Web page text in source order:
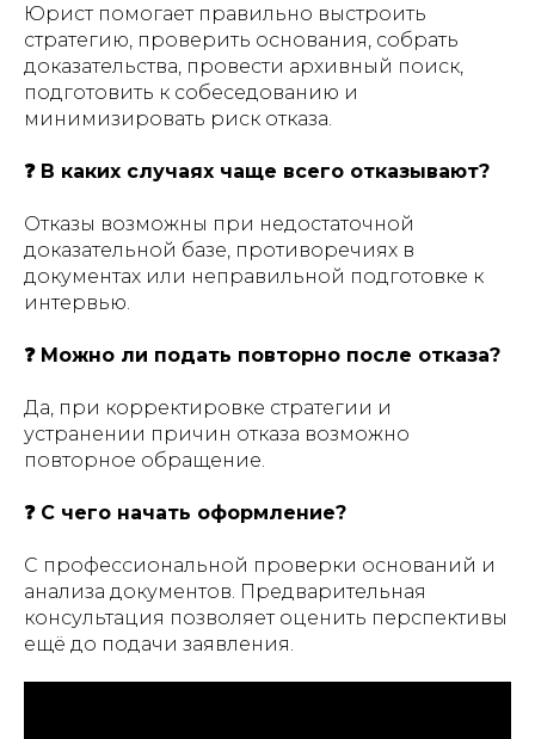
Юрист помогает правильно выстроить
стратегию, проверить основания, собрать
доказательства, провести архивный поиск,
подготовить к собеседованию и
минимизировать риск отказа.
❓ В каких случаях чаще всего отказывают?
Отказы возможны при недостаточной
доказательной базе, противоречиях в
документах или неправильной подготовке к
интервью.
❓ Можно ли подать повторно после отказа?
Да, при корректировке стратегии и
устранении причин отказа возможно
повторное обращение.
❓ С чего начать оформление?
С профессиональной проверки оснований и
анализа документов. Предварительная
консультация позволяет оценить перспективы
ещё до подачи заявления.